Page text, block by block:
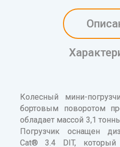
Колесный мини-
бортовым поворотом
обладает массой 3,1
Погрузчик оснащен
Cat® 3.4 DIT, который